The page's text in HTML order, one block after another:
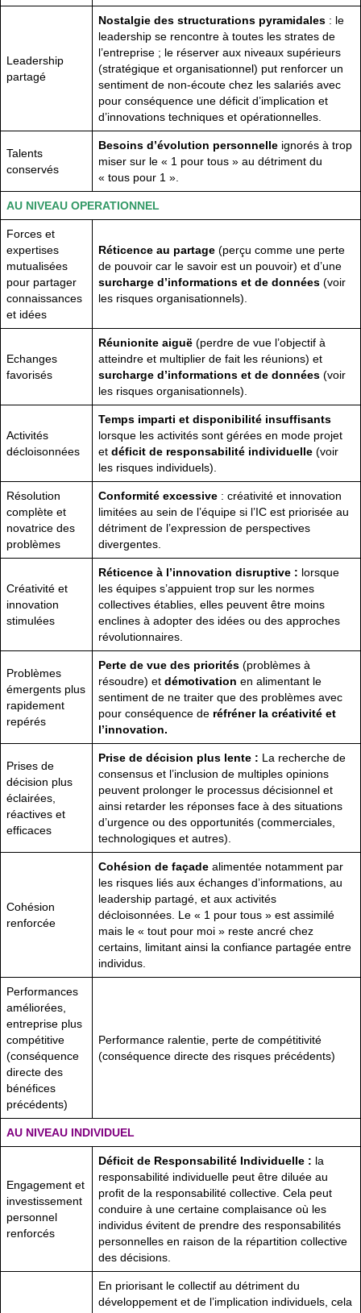
Leadership
partagé
Nostalgie des structurations pyramidales : le
leadership se rencontre à toutes les strates de
l’entreprise ; le réserver aux niveaux supérieurs
(stratégique et organisationnel) put renforcer un
sentiment de non-écoute chez les salariés avec
pour conséquence une déficit d’implication et
d’innovations techniques et opérationnelles.
Talents
conservés
Besoins d’évolution personnelle ignorés à trop
miser sur le « 1 pour tous » au détriment du
« tous pour 1 ».
AU NIVEAU OPERATIONNEL
Forces et
expertises
mutualisées
pour partager
connaissances
et idées
Réticence au partage (perçu comme une perte
de pouvoir car le savoir est un pouvoir) et d’une
surcharge d’informations et de données (voir
les risques organisationnels).
Echanges
favorisés
Réunionite aiguë (perdre de vue l’objectif à
atteindre et multiplier de fait les réunions) et
surcharge d’informations et de données (voir
les risques organisationnels).
Activités
décloisonnées
Temps imparti et disponibilité insuffisants
lorsque les activités sont gérées en mode projet
et déficit de responsabilité individuelle (voir
les risques individuels).
Résolution
complète et
novatrice des
problèmes
Conformité excessive : créativité et innovation
limitées au sein de l’équipe si l’IC est priorisée au
détriment de l’expression de perspectives
divergentes.
Créativité et
innovation
stimulées
Réticence à l’innovation disruptive : lorsque
les équipes s’appuient trop sur les normes
collectives établies, elles peuvent être moins
enclines à adopter des idées ou des approches
révolutionnaires.
Problèmes
émergents plus
rapidement
repérés
Perte de vue des priorités (problèmes à
résoudre) et démotivation en alimentant le
sentiment de ne traiter que des problèmes avec
pour conséquence de réfréner la créativité et
l’innovation.
Prises de
décision plus
éclairées,
réactives et
efficaces
Prise de décision plus lente : La recherche de
consensus et l’inclusion de multiples opinions
peuvent prolonger le processus décisionnel et
ainsi retarder les réponses face à des situations
d’urgence ou des opportunités (commerciales,
technologiques et autres).
Cohésion
renforcée
Cohésion de façade alimentée notamment par
les risques liés aux échanges d’informations, au
leadership partagé, et aux activités
décloisonnées. Le « 1 pour tous » est assimilé
mais le « tout pour moi » reste ancré chez
certains, limitant ainsi la confiance partagée entre
individus.
Performances
améliorées,
entreprise plus
compétitive
(conséquence
directe des
bénéfices
précédents)
Performance ralentie, perte de compétitivité
(conséquence directe des risques précédents)
AU NIVEAU INDIVIDUEL
Engagement et
investissement
personnel
renforcés
Déficit de Responsabilité Individuelle : la
responsabilité individuelle peut être diluée au
profit de la responsabilité collective. Cela peut
conduire à une certaine complaisance où les
individus évitent de prendre des responsabilités
personnelles en raison de la répartition collective
des décisions.
En priorisant le collectif au détriment du
développement et de l’implication individuels, cela